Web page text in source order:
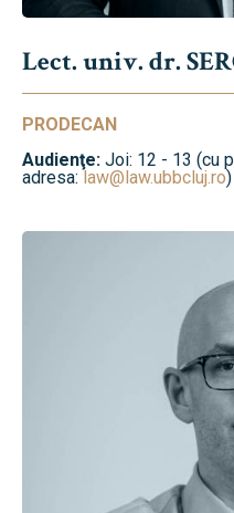
Lect. univ. dr.
PRODECAN
Audienţe: Joi: 12 - 13 (cu
adresa:law@law.ubbcluj.ro)